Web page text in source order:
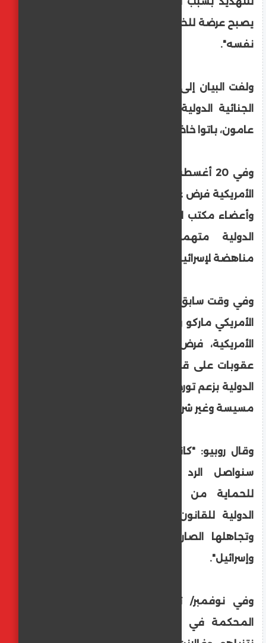
يصبح عرضة للخطر هو النظام القانوني الدولي
نفسه".
الجنائية الدولية، من بينهم قضاة ومدعون
عامون، باتوا خاضعين للعقوبات الأمريكية.
وفي 20 أغسطس/ آب الماضي، أعلنت الإدارة
الأمريكية فرض عقوبات على عدد من القضاة
وأعضاء مكتب الادعاء في المحكمة الجنائية
الدولية متهمة إياهم باتخاذ "مواقف
مناهضة لإسرائيل".
وفي وقت سابق الخميس، أعلن وزير الخارجية
الأمريكي ماركو روبيو، عبر منصة شركة "إكس"
الأمريكية، فرض إدارة الرئيس دونالد ترامب
عقوبات على قاضيين في المحكمة الجنائية
الدولية بزعم تورطهما بشكل مباشر في أعمال
مسيسة وغير شرعية ضد إسرائيل.
وقال روبيو: "كانت الولايات المتحدة واضحة،
سنواصل الرد بعواقب كبيرة وملموسة
للحماية من استغلال المحكمة الجنائية
الدولية للقانون، وإساءة استخدام السلطة،
وتجاهلها الصارخ لسيادة الولايات المتحدة
وإسرائيل".
المحكمة في لاهاي مذكرات اعتقال بحق